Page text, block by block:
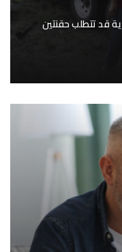
قد تتطلب حقنتين